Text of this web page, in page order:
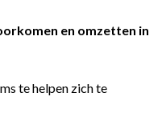
en omzetten in
te helpen zich te